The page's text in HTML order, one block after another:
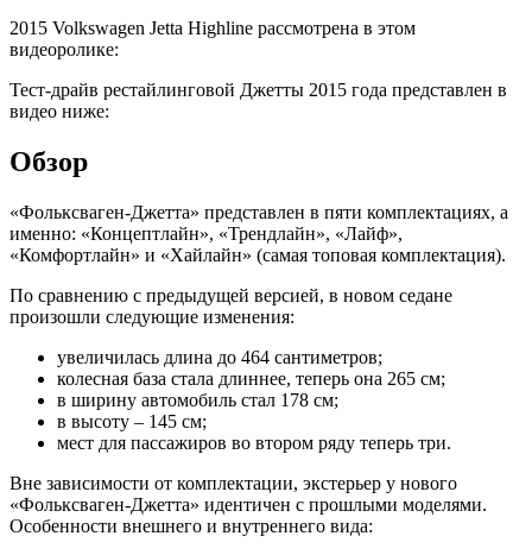
2015 Volkswagen Jetta Highline рассмотрена в этом
видеоролике:
Тест-драйв рестайлинговой Джетты 2015 года представлен в
видео ниже:
Обзор
«Фольксваген-Джетта» представлен в пяти комплектациях, а
именно: «Концептлайн», «Трендлайн», «Лайф»,
«Комфортлайн» и «Хайлайн» (самая топовая комплектация).
По сравнению с предыдущей версией, в новом седане
произошли следующие изменения:
увеличилась длина до 464 сантиметров;
колесная база стала длиннее, теперь она 265 см;
в ширину автомобиль стал 178 см;
в высоту – 145 см;
мест для пассажиров во втором ряду теперь три.
Вне зависимости от комплектации, экстерьер у нового
«Фольксваген-Джетта» идентичен с прошлыми моделями.
Особенности внешнего и внутреннего вида: